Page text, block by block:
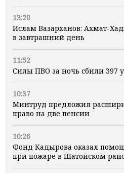
13:20
Ислам Вазарханов: Ахмат-
в завтрашний день
11:52
Силы ПВО за ночь сбили 397
10:37
Минтруд предложил
право на две пенсии
10:26
Фонд Кадырова оказал
при пожаре в Шатойском